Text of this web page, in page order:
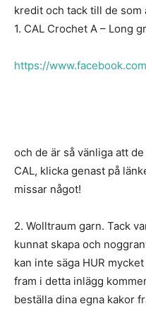
kredit och tack till de som
1. CAL Crochet A – Long
https://
och de är så vänliga att
CAL, klicka genast på
missar något!
2. Wolltraum garn. Tack
kunnat skapa och
kan inte säga HUR
fram i detta inlägg
beställa dina egna kakor